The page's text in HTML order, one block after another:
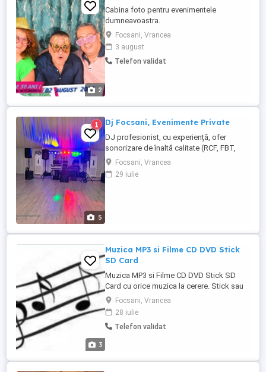
2
Cabina foto pentru evenimentele
dumneavoastra.
Focsani, Vrancea
3 august
Telefon validat
5
1 Dj Focsani, Evenimente Private
DJ profesionist, cu experiență, ofer
sonorizare de înaltă calitate (RCF, FBT,
Shure , Native Instruments) pentru
evenimente memorabile: nunți, botezuri,
cununii, majorate, aniversări, banchete,
Focsani, Vrancea
29 iulie
3
Muzica MP3 si Filme CD DVD Stick
SD Card
Muzica MP3 si Filme CD DVD Stick SD
Card cu orice muzica la cerere. Stick sau
sd card 50 lei pt fiecare 4gb - Muzica - in
functie de capacitatea USB Stick - 8 16 32
64 GB Stick 30 lei - Filme - in functie de
capacitatea USB Stick - 8 16 32 64 GB
Focsani, Vrancea
28 iulie
Telefon validat